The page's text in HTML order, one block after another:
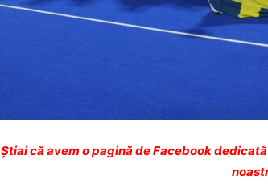
Ştiai că avem o pagină de Facebook